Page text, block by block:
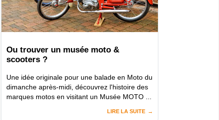
Ou trouver un musée moto &
scooters ?
Une idée originale pour une balade en Moto du
dimanche après-midi, découvrez l'histoire des
marques motos en visitant un Musée MOTO ...
LIRE LA SUITE